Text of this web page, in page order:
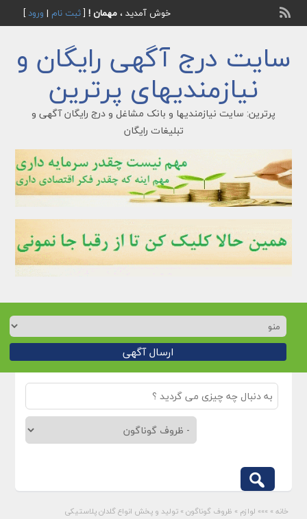
خوش آمدید ، مهمان ![ثبت نام | ورود]
سایت درج آگهی رایگان و
نیازمندیهای پرترین
پرترین: سایت نیازمندیها و بانک مشاغل و درج رایگان آگهی و
تبلیغات رایگان
ارسال آگهی
خانه » »»» لوازم » ظروف گوناگون » تولید و پخش انواع گلدان پلاستیکی